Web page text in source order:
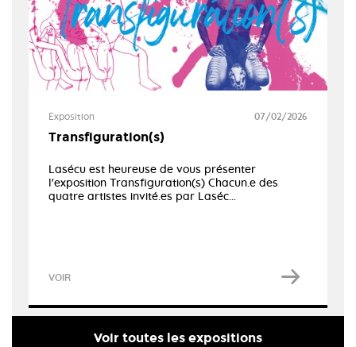
Exposition 07/02/2026
Transfiguration(s)
Lasécu est heureuse de vous présenter
l'exposition Transfiguration(s) Chacun.e des
quatre artistes invité.es par Laséc...
VOIR
Voir toutes les expositions